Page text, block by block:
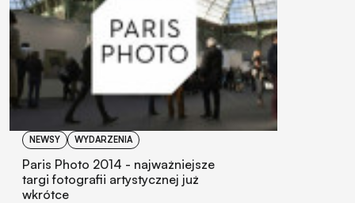
NEWSY WYDARZENIA
Paris Photo 2014 - najważniejsze
targi fotografii artystycznej już
wkrótce